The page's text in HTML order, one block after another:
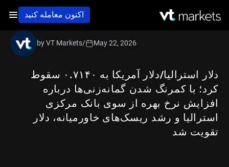
اکنون معامله کنید
دلار استرالیا/دلار آمریکا به ۰.۷۱۴۰ سقوط
کرد؛ با کمرنگ شدن گمانه‌زنی‌ها درباره
افزایش نرخ بهره از سوی بانک مرکزی
استرالیا و رشد ریسک‌های خاورمیانه، دلار
تقویت شد
by VT Markets/ May 22, 2026